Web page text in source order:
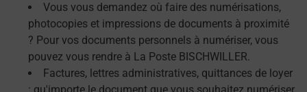
Vous vous demandez où faire des numérisations,
photocopies et impressions de documents à proximité
? Pour vos documents personnels à numériser, vous
pouvez vous rendre à La Poste BISCHWILLER.
Factures, lettres administratives, quittances de loyer